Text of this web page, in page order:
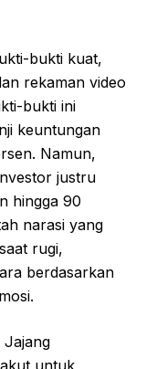
bukti kuat,
rekaman video
bukti ini
keuntungan
Namun,
justru
hingga 90
narasi yang
rugi,
berdasarkan
Jajang